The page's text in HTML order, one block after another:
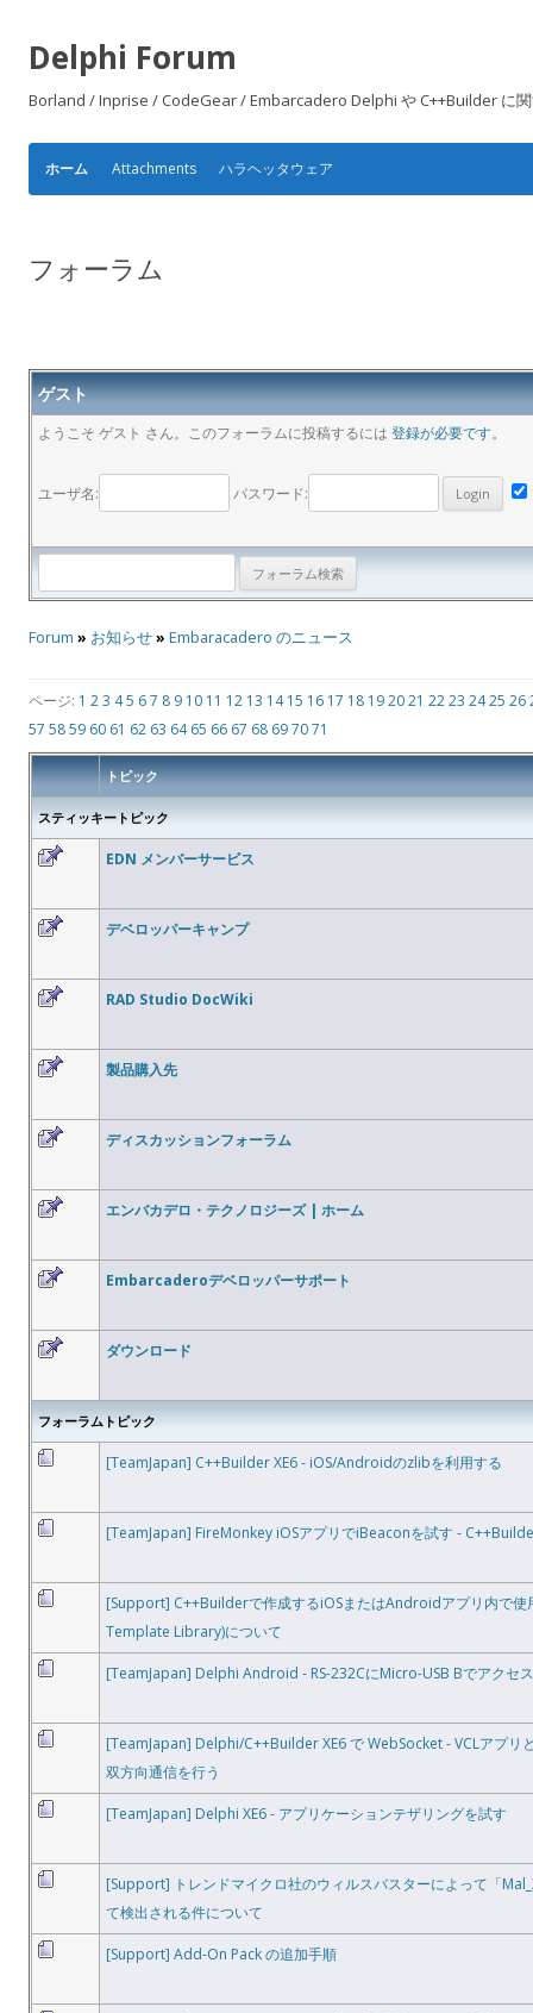
Delphi Forum
Borland / Inprise / CodeGear / Embarcadero Delphi や C++Builder に
ホーム Attachments ハラヘッタウェア
フォーラム
ゲスト
ようこそ ゲスト さん。このフォーラムに投稿するには 登録が必要です。
ユーザ名: パスワード:
Forum » お知らせ» Embaracadero のニュース
ページ: 1 23 45 67 8 9 10 11 12 13 14 15 16 17 18 192021 2223 2425 26
57 5859 60 61 62 63 64 65 66 67 68 697071
トピック
スティッキートピック
EDN メンバーサービス
デベロッパーキャンプ
RAD Studio DocWiki
製品購入先
ディスカッションフォーラム
エンバカデロ・テクノロジーズ | ホーム
Embarcaderoデベロッパーサポート
ダウンロード
フォーラムトピック
[TeamJapan] C++Builder XE6 - iOS/Androidのzlibを利用する
[TeamJapan] FireMonkey iOSアプリでiBeaconを試す -
[Support] C++Builderで作成するiOSまたはAndroidアプリ内で使
Template Library)について
[TeamJapan] Delphi Android - RS-232CにMicro-USB Bでアクセ
[TeamJapan] Delphi/C++Builder XE6 で WebSocket - VCLアプリ
双方向通信を行う
[TeamJapan] Delphi XE6 - アプリケーションテザリングを試す
[Support] トレンドマイクロ社のウィルスバスターによって「
て検出される件について
[Support] Add-On Pack の追加手順